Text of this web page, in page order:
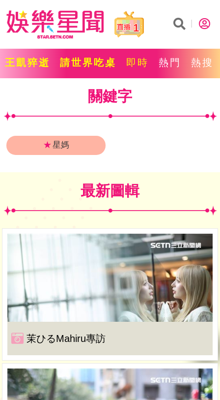
1
王凱猝逝 請世界吃桌 即時 熱門 熱搜
關鍵字
★星媽
最新圖輯
茉ひるMahiru專訪